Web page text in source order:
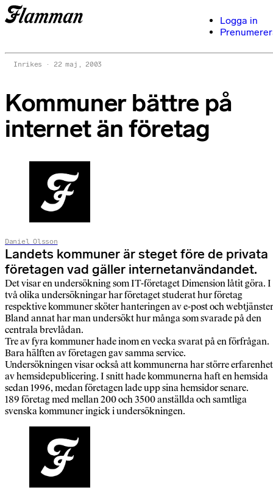
Logga in
Inrikes 22 maj, 2003
Kommuner bättre på
internet än företag
Daniel Olsson
Landets kommuner är steget före de privata
företagen vad gäller internetanvändandet.
Det visar en undersökning som IT-företaget Dimension låtit göra. I
två olika undersökningar har företaget studerat hur företag
respektive kommuner sköter hanteringen av e-post och
Bland annat har man undersökt hur många som svarade på den
centrala brevlådan.
Tre av fyra kommuner hade inom en vecka svarat på en förfrågan.
Bara hälften av företagen gav samma service.
Undersökningen visar också att kommunerna har större erfarenhet
av hemsidepublicering. I snitt hade kommunerna haft en hemsida
sedan 1996, medan företagen lade upp sina hemsidor senare.
189 företag med mellan 200 och 3500 anställda och samtliga
svenska kommuner ingick i undersökningen.